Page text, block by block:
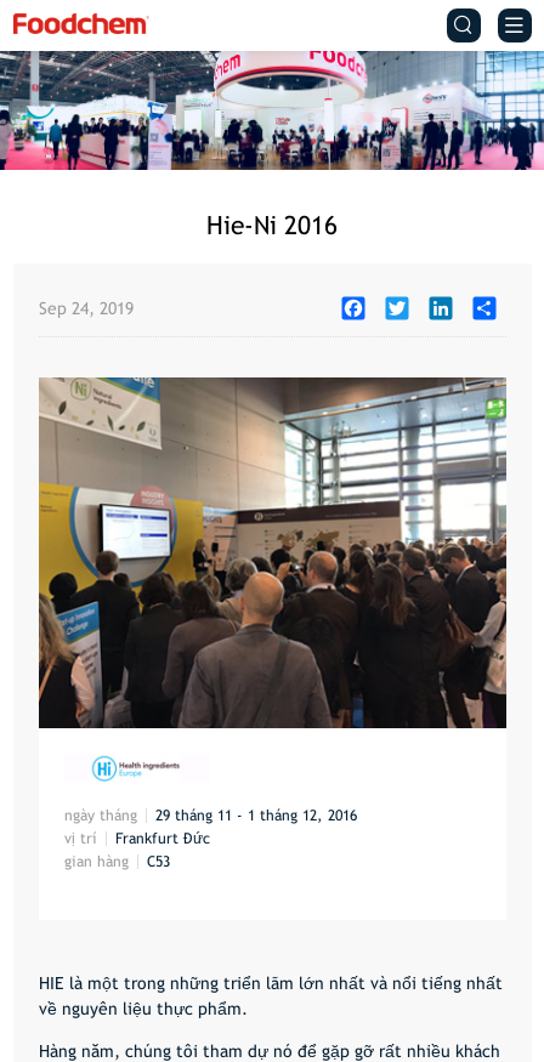
 
Hie-Ni 2016
Sep 24, 2019 FacebookTwitter LinkedIn Share
ngày tháng
29 tháng 11 - 1 tháng 12, 2016
vị trí
Frankfurt Đức
gian hàng
C53
HIE là một trong những triển lãm lớn nhất và nổi tiếng nhất
về nguyên liệu thực phẩm.
Hàng năm, chúng tôi tham dự nó để gặp gỡ rất nhiều khách